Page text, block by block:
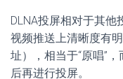
DLNA投屏相对于其他
视频推送上清晰度有
址），相当于“原唱”
后再进行投屏。